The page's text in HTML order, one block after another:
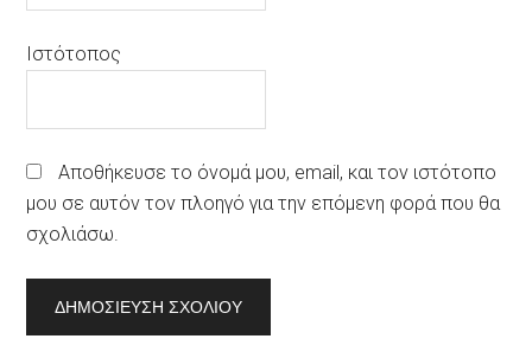
Ιστότοπος
Αποθήκευσε το όνομά μου, email, και τον ιστότοπο
μου σε αυτόν τον πλοηγό για την επόμενη φορά που θα
σχολιάσω.